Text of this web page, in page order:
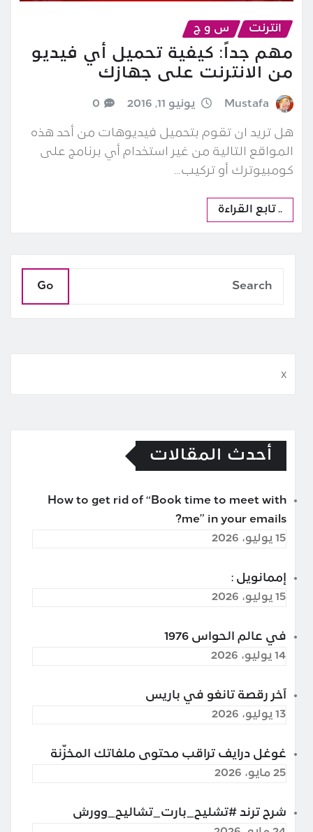
انترنت س و ج
مهم جداً: كيفية تحميل أي فيديو
من الانترنت على جهازك
Mustafa يونيو 11, 2016 0
هل تريد ان تقوم بتحميل فيديوهات من أحد هذه
المواقع التالية من غير استخدام أي برنامج على
كومبيوترك أو تركيب…
.. تابع القراءة
Go
x
أحدث المقالات
How to get rid of “Book time to meet with
me” in your emails?
15 يوليو، 2026
إممانويل :
15 يوليو، 2026
في عالم الحواس 1976
14 يوليو، 2026
آخر رقصة تانغو في باريس
13 يوليو، 2026
غوغل درايف تراقب محتوى ملفاتك المخزّنة
25 مايو، 2026
شرح ترند #تشليح_بارت_تشاليح_وورش